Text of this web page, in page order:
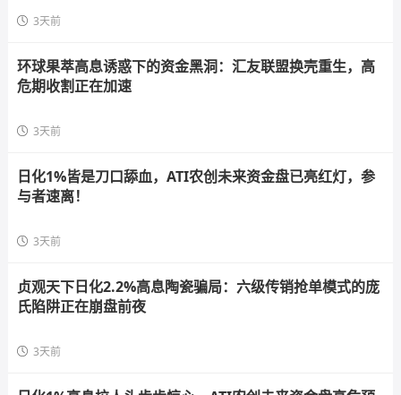
3天前
环球果萃高息诱惑下的资金黑洞：汇友联盟换壳重生，高
危期收割正在加速
3天前
日化1%皆是刀口舔血，ATI农创未来资金盘已亮红灯，参
与者速离！
3天前
贞观天下日化2.2%高息陶瓷骗局：六级传销抢单模式的庞
氏陷阱正在崩盘前夜
3天前